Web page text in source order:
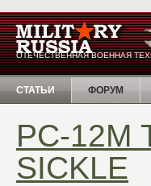
ОТЕЧЕСТВЕННАЯ ВОЕННАЯ
СТАТЬИ ФОРУМ
РС-12М
SICKLE